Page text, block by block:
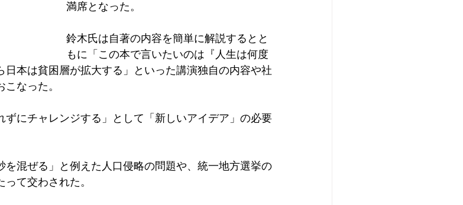
満席となった。
鈴木氏は自著の内容を簡単に解説するとと
もに「この本で言いたいのは『人生は何度
日本は貧困層が拡大する」といった講演独自の内容や社
なった。
にチャレンジする」として「新しいアイデア」の必要
を混ぜる」と例えた人口侵略の問題や、統一地方選挙の
て交わされた。